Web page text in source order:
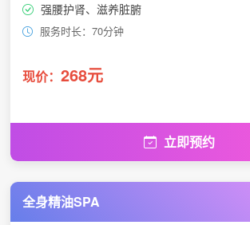
强腰护肾、滋养脏腑
服务时长：70分钟
现价： 268元
立即预约
全身精油SPA